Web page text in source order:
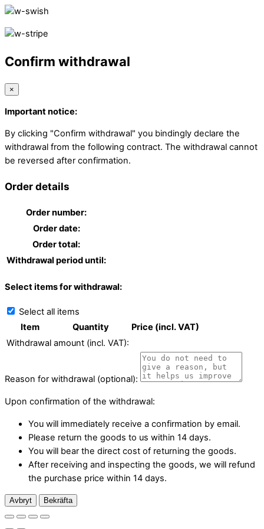
Confirm withdrawal
×
Important notice:
By clicking "Confirm withdrawal" you bindingly declare the
withdrawal from the following contract. The withdrawal cannot
be reversed after confirmation.
Order details
Order number:
Order date:
Order total:
Withdrawal period until:
Select items for withdrawal:
Select all items
Item
Quantity
Price (incl. VAT)
Withdrawal amount (incl. VAT):
Reason for withdrawal (optional):
Upon confirmation of the withdrawal:
You will immediately receive a confirmation by email.
Please return the goods to us within 14 days.
You will bear the direct cost of returning the goods.
After receiving and inspecting the goods, we will refund
the purchase price within 14 days.
Avbryt Bekräfta